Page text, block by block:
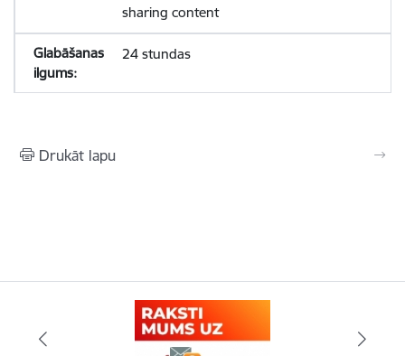
sharing content
24 stundas
Drukāt lapu